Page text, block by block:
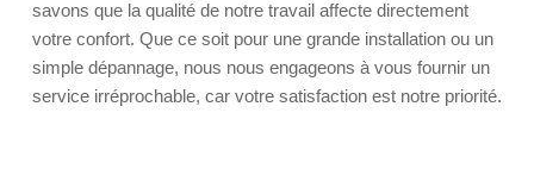
savons que la qualité de notre travail affecte directement
votre confort. Que ce soit pour une grande installation ou un
simple dépannage, nous nous engageons à vous fournir un
service irréprochable, car votre satisfaction est notre priorité.